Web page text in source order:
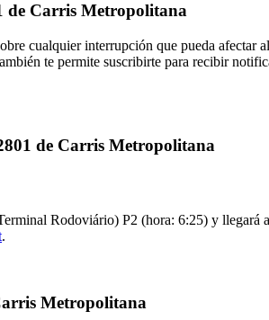
de Carris Metropolitana
cualquier interrupción que pueda afectar
te permite suscribirte para recibir
de Carris Metropolitana
Rodoviário) P2 (hora: 6:25) y
.
Metropolitana